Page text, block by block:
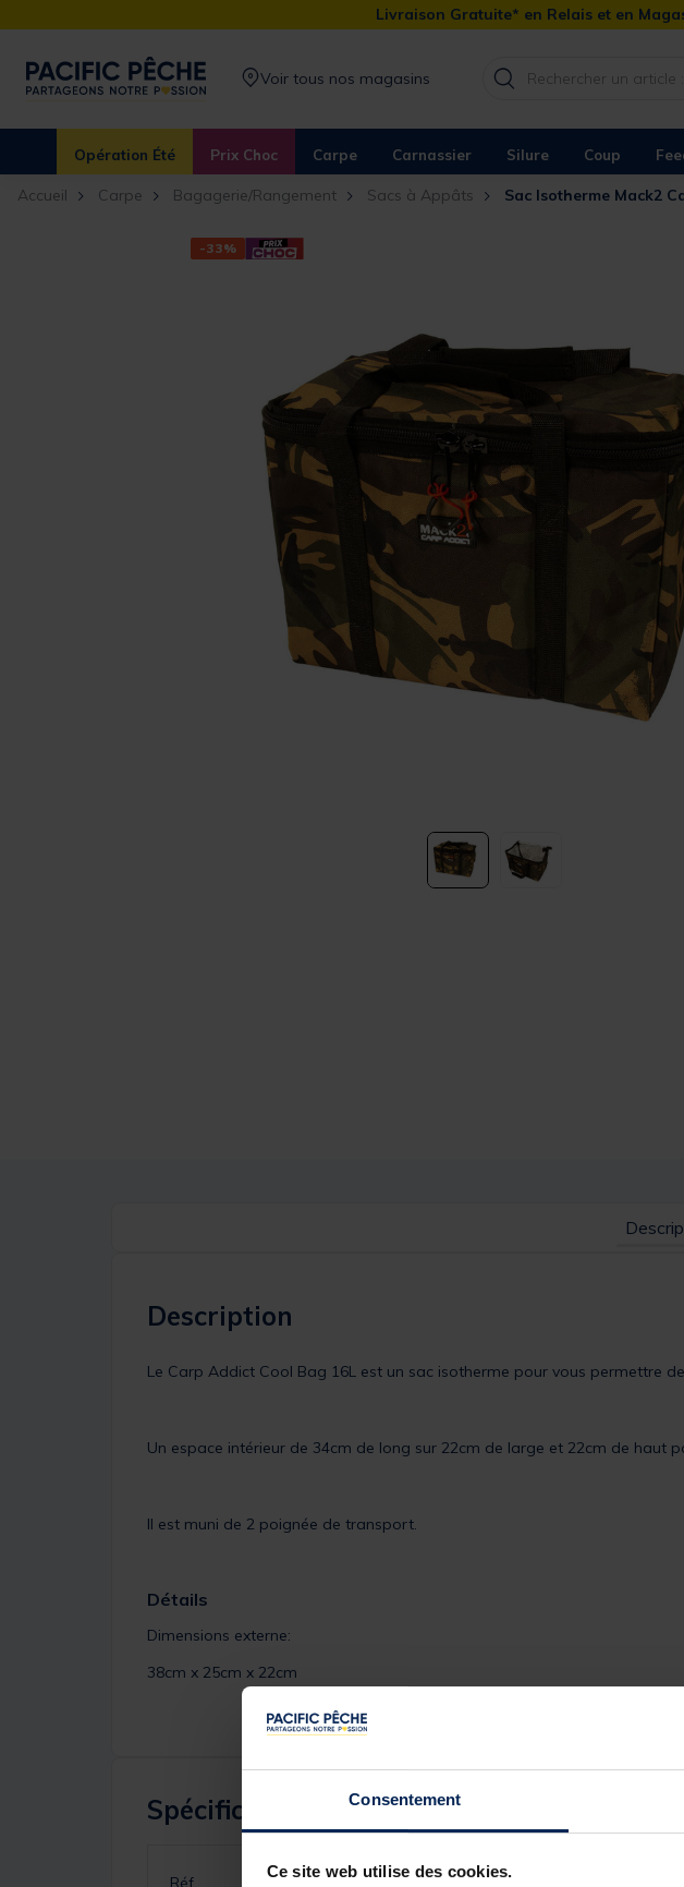
Consentement
Ce site web utilise des cookies.
Livraison Gratuite* en Relais et en
Voir tous nos magasins
Opération Été Prix Choc Carpe Carnassier Silure Coup
Accueil Carpe Bagagerie/Rangement Sacs à Appâts Sac Isotherme Mack2
-33%
Description
Le Carp Addict Cool Bag 16L est un sac isotherme pour vous permettre
Un espace intérieur de 34cm de long sur 22cm de large et 22cm de haut
Il est muni de 2 poignée de transport.
Détails
Dimensions externe:
38cm x 25cm x 22cm
Spécifications
Réf.